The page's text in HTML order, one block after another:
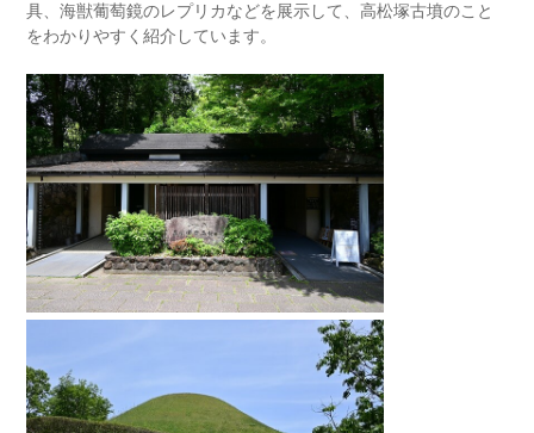
具、海獣葡萄鏡のレプリカなどを展示して、高松塚古墳のこと
をわかりやすく紹介しています。